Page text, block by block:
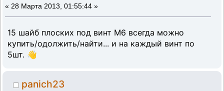
« 28 Марта 2013, 01:55:44 »
15 шайб плоских под винт М6 всегда можно
купить/одолжить/найти... и на каждый винт по
5шт. 👋
panich23